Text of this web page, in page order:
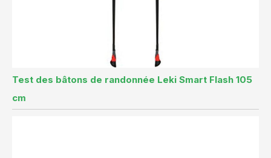
Test des bâtons de randonnée Leki Smart Flash 105
cm